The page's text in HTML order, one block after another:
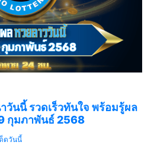
นนี้ รวดเร็วทันใจ พร้อมรู้ผล
กุมภาพันธ์ 2568
ดวันนี้